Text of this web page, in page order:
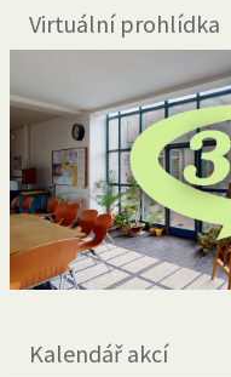
Virtuální prohlídka
Kalendář akcí